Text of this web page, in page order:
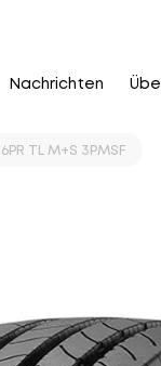
Nachrichten
TL M+S 3PMSF